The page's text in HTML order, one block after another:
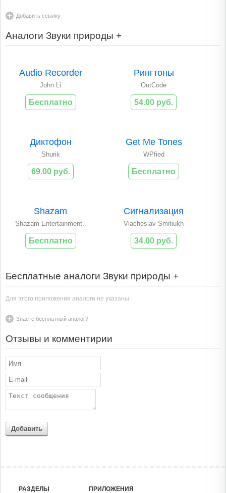
Добавить ссылку
Аналоги Звуки природы +
Audio Recorder
John Li
Бесплатно
Рингтоны
OutCode
54.00 руб.
Диктофон
Shurik
69.00 руб.
Get Me Tones
WPfied
Бесплатно
Shazam
Shazam Entertainment..
Бесплатно
Сигнализация
Viacheslav Smitiukh
34.00 руб.
Бесплатные аналоги Звуки природы +
Для этого приложения аналоги не указаны
Знаете бесплатный аналог?
Отзывы и комментирии
Добавить
РАЗДЕЛЫ ПРИЛОЖЕНИЯ